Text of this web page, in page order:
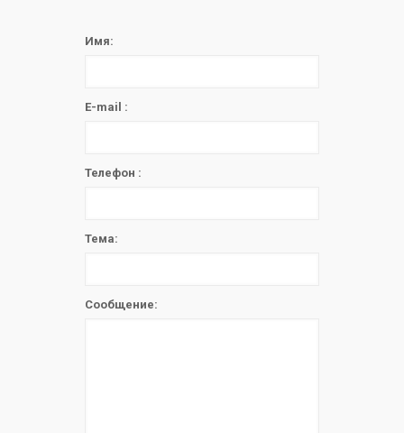
Имя:
E-mail :
Телефон :
Тема:
Сообщение: